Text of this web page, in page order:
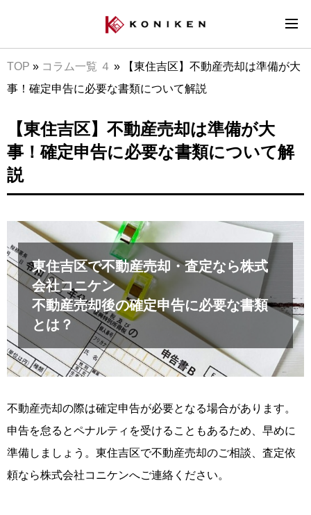
TOP » コラム一覧 ４ »
【東住吉区】不動産売却は準備が大
事！確定申告に必要な書類について解説
【東住吉区】不動産売却は準備が大
事！確定申告に必要な書類について解
説
東住吉区で不動産売却・査定なら株式
会社コニケン
不動産売却後の確定申告に必要な書類
とは？
不動産売却の際は確定申告が必要となる場合があります。
申告を怠るとペナルティを受けることもあるため、早めに
準備しましょう。東住吉区で不動産売却のご相談、査定依
頼なら株式会社コニケンへご連絡ください。